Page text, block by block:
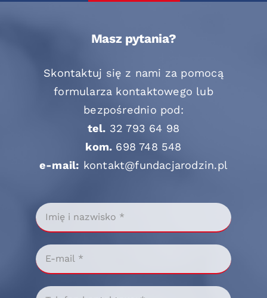
Masz pytania?
Skontaktuj się z nami za pomocą
formularza kontaktowego lub
bezpośrednio pod:
tel. 32 793 64 98
kom. 698 748 548
e-mail: kontakt@fundacjarodzin.pl